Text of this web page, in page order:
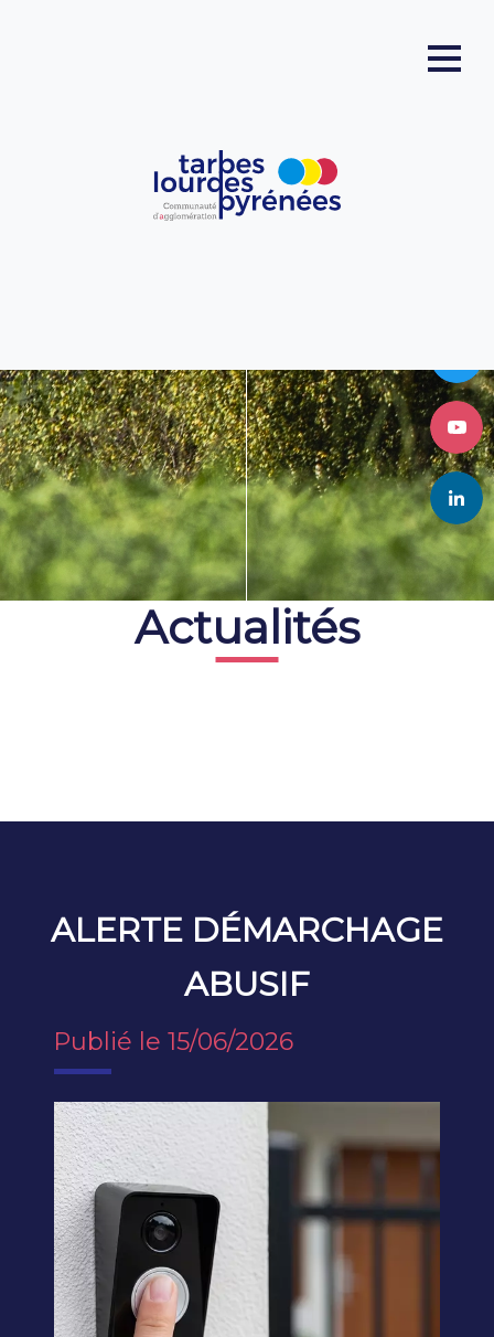
Actualités
ALERTE DÉMARCHAGE
ABUSIF
Publié le 15/06/2026